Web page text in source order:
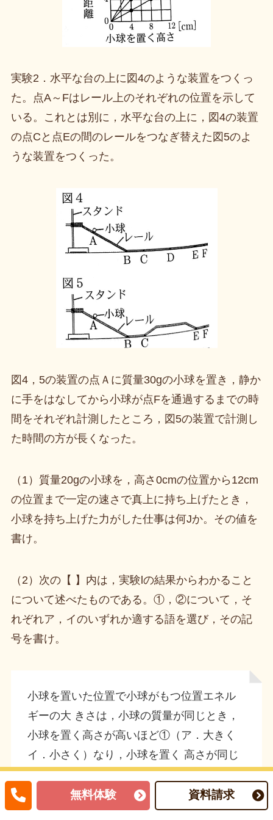
実験2．水平な台の上に図4のような装置をつくっ
た。点A～Fはレール上のそれぞれの位置を示して
いる。これとは別に，水平な台の上に，図4の装置
の点Cと点Eの間のレールをつなぎ替えた図5のよ
うな装置をつくった。
図4，5の装置の点Ａに質量30gの小球を置き，静か
に手をはなしてから小球が点Fを通過するまでの時
間をそれぞれ計測したところ，図5の装置で計測し
た時間の方が長くなった。
（1）質量20gの小球を，高さ0cmの位置から12cm
の位置まで一定の速さで真上に持ち上げたとき，
小球を持ち上げた力がした仕事は何Jか。その値を
書け。
（2）次の【 】内は，実験lの結果からわかること
について述べたものである。①，②について，そ
れぞれア，イのいずれか適する語を選び，その記
号を書け。
小球を置いた位置で小球がもつ位置エネル
ギーの大 きさは，小球の質量が同じとき，
小球を置く高さが高いほど①（ア．大きく
イ．小さく）なり，小球を置く 高さが同じ
とき小球の質量が大きいほど②（ア．大き
く イ．小さく）なる。
無料体験 資料請求